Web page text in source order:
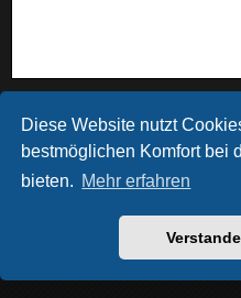
Diese Website nutzt
bestmöglichen Komfort bei
bieten. Mehr erfahren
Startseite Foren-Übersicht
Deutsche